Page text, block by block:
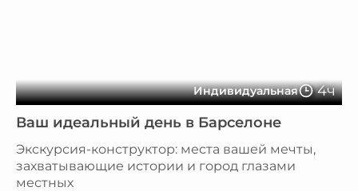
Индивидуальная 4ч
Ваш идеальный день в Барселоне
Экскурсия-конструктор: места вашей мечты,
захватывающие истории и город глазами
местных